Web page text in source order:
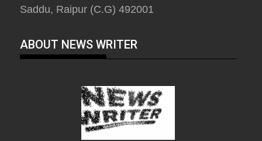
Saddu, Raipur (C.G) 492001
ABOUT NEWS WRITER